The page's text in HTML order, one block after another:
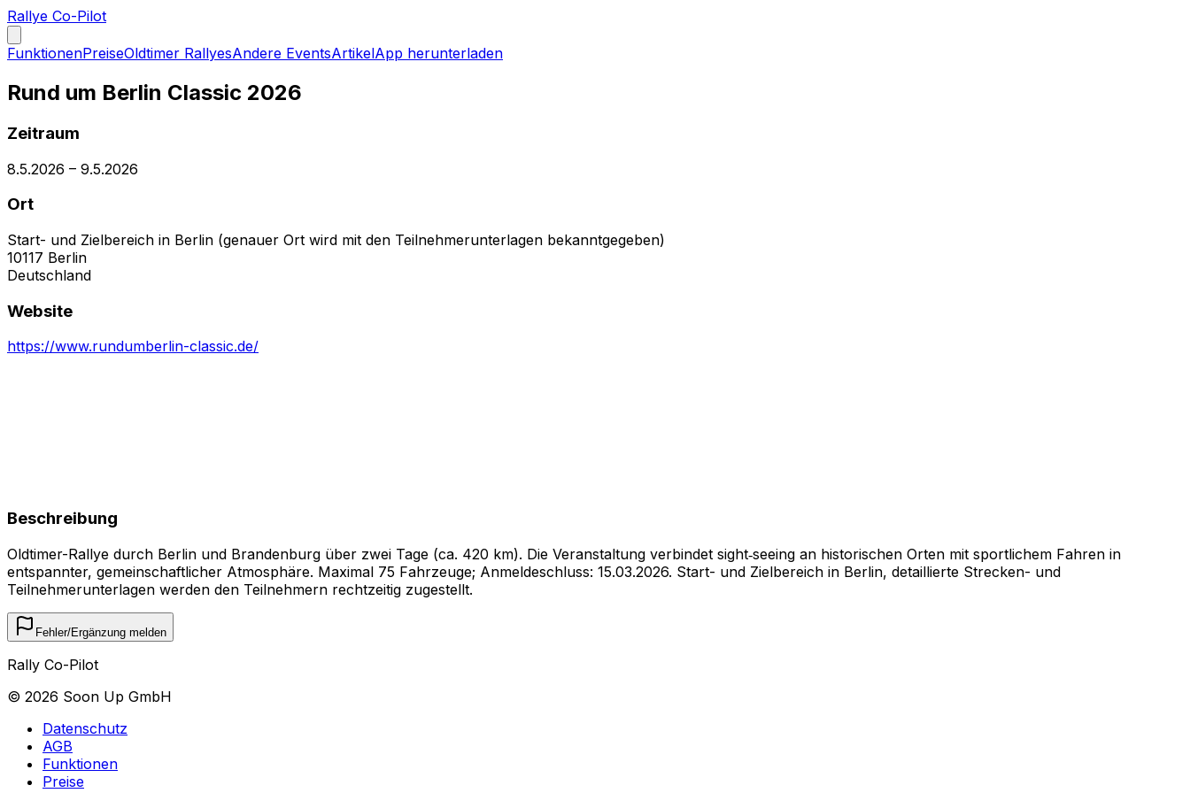
Rallye Co-Pilot
FunktionenPreiseOldtimer RallyesAndere EventsArtikelApp herunterladen
Rund um Berlin Classic 2026
Zeitraum
8.5.2026 – 9.5.2026
Ort
Start- und Zielbereich in Berlin (genauer Ort wird mit den Teilnehmerunterlagen bekanntgegeben)
10117 Berlin
Deutschland
Website
https://www.rundumberlin-classic.de/
Beschreibung
Oldtimer-Rallye durch Berlin und Brandenburg über zwei Tage (ca. 420 km). Die Veranstaltung verbindet sight‑seeing an historischen Orten mit sportlichem Fahren in
entspannter, gemeinschaftlicher Atmosphäre. Maximal 75 Fahrzeuge; Anmeldeschluss: 15.03.2026. Start- und Zielbereich in Berlin, detaillierte Strecken- und
Teilnehmerunterlagen werden den Teilnehmern rechtzeitig zugestellt.
Fehler/Ergänzung melden
Rally Co-Pilot
© 2026 Soon Up GmbH
Datenschutz
AGB
Funktionen
Preise